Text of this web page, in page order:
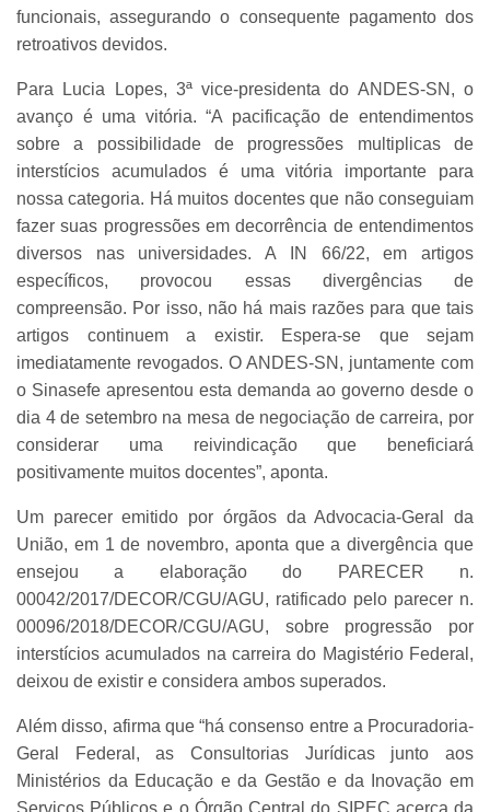
funcionais, assegurando o consequente pagamento dos
retroativos devidos.
Para Lucia Lopes, 3ª vice-presidenta do ANDES-SN, o
avanço é uma vitória. “A pacificação de entendimentos
sobre a possibilidade de progressões multiplicas de
interstícios acumulados é uma vitória importante para
nossa categoria. Há muitos docentes que não conseguiam
fazer suas progressões em decorrência de entendimentos
diversos nas universidades. A IN 66/22, em artigos
específicos, provocou essas divergências de
compreensão. Por isso, não há mais razões para que tais
artigos continuem a existir. Espera-se que sejam
imediatamente revogados. O ANDES-SN, juntamente com
o Sinasefe apresentou esta demanda ao governo desde o
dia 4 de setembro na mesa de negociação de carreira, por
considerar uma reivindicação que beneficiará
positivamente muitos docentes”, aponta.
Um parecer emitido por órgãos da Advocacia-Geral da
União, em 1 de novembro, aponta que a divergência que
ensejou a elaboração do PARECER n.
00042/2017/DECOR/CGU/AGU, ratificado pelo parecer n.
00096/2018/DECOR/CGU/AGU, sobre progressão por
interstícios acumulados na carreira do Magistério Federal,
deixou de existir e considera ambos superados.
Além disso, afirma que “há consenso entre a Procuradoria-
Geral Federal, as Consultorias Jurídicas junto aos
Ministérios da Educação e da Gestão e da Inovação em
Serviços Públicos e o Órgão Central do SIPEC acerca da